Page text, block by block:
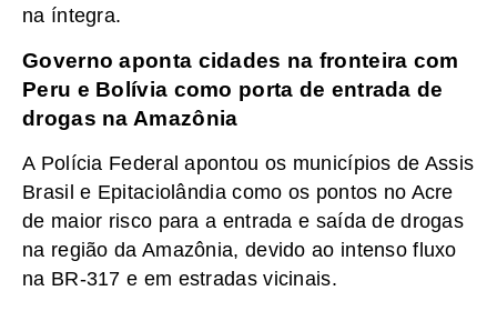
na íntegra.
Governo aponta cidades na fronteira com
Peru e Bolívia como porta de entrada de
drogas na Amazônia
A Polícia Federal apontou os municípios de Assis
Brasil e Epitaciolândia como os pontos no Acre
de maior risco para a entrada e saída de drogas
na região da Amazônia, devido ao intenso fluxo
na BR-317 e em estradas vicinais.